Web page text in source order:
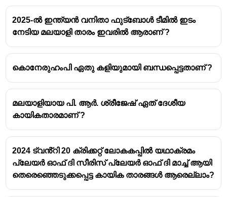
2025-ൽ ഇന്ത്യൻ വനിതാ ഫുട്ബോൾ ടീമിൽ ഇടം
നേടിയ മലയാളി താരം ഇവരിൽ ആരാണ് ?
കൊനേരുഹംപി ഏതു കളിയുമായി ബന്ധപ്പെട്ടതാണ് ?
മലയാളിയായ പി. ആർ. ശ്രീജേഷ് ഏത് ദേശീയ
കായികതാരമാണ് ?
2024 ട്വൻ്റി 20 ക്രിക്കറ്റ് ലോകകപ്പിൽ യഥാക്രമം
പ്ലേയർ ഓഫ് ദി സീരിസ് പ്ലേയർ ഓഫ് ദി മാച്ച് ആയി
തെരെഞ്ഞെടുക്കപ്പെട്ട കായിക താരങ്ങൾ ആരെല്ലാം?